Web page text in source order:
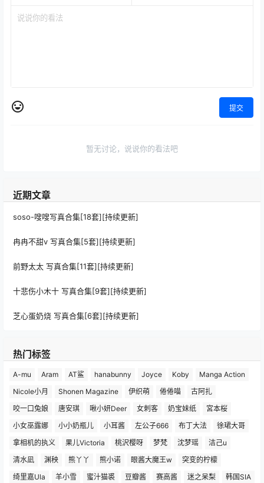
提交
暂无讨论，说说你的看法吧
近期文章
soso-嗖嗖写真合集[18套][持续更新]
冉冉不甜v 写真合集[5套][持续更新]
前野太太 写真合集[11套][持续更新]
十悲伤小木十 写真合集[9套][持续更新]
芝心蛋奶烧 写真合集[6套][持续更新]
热门标签
A-mu Aram AT鲨 hanabunny Joyce Koby
Manga Action
Nicole小月
Shonen Magazine 伊织萌 倦倦喵
古阿扎
咬一口兔娘
唐安琪 啾小妍Deer 女刺客 奶宝妹纸
宮本桜
小女巫露娜
小小奶瓶儿 小耳酱 左公子666 布丁大法
徐珺大哥
拿相机的执义
果儿Victoria 桃沢樱呀 梦梵 沈梦瑶
洁己u
清水凪
渊秧 熊丫丫 熊小诺 眼酱大魔王w
突变的柠檬
绮里嘉Ula
羊小雪 蜜汁猫裘 豆瓣酱 赛高酱 迷之呆梨 韩国SIA